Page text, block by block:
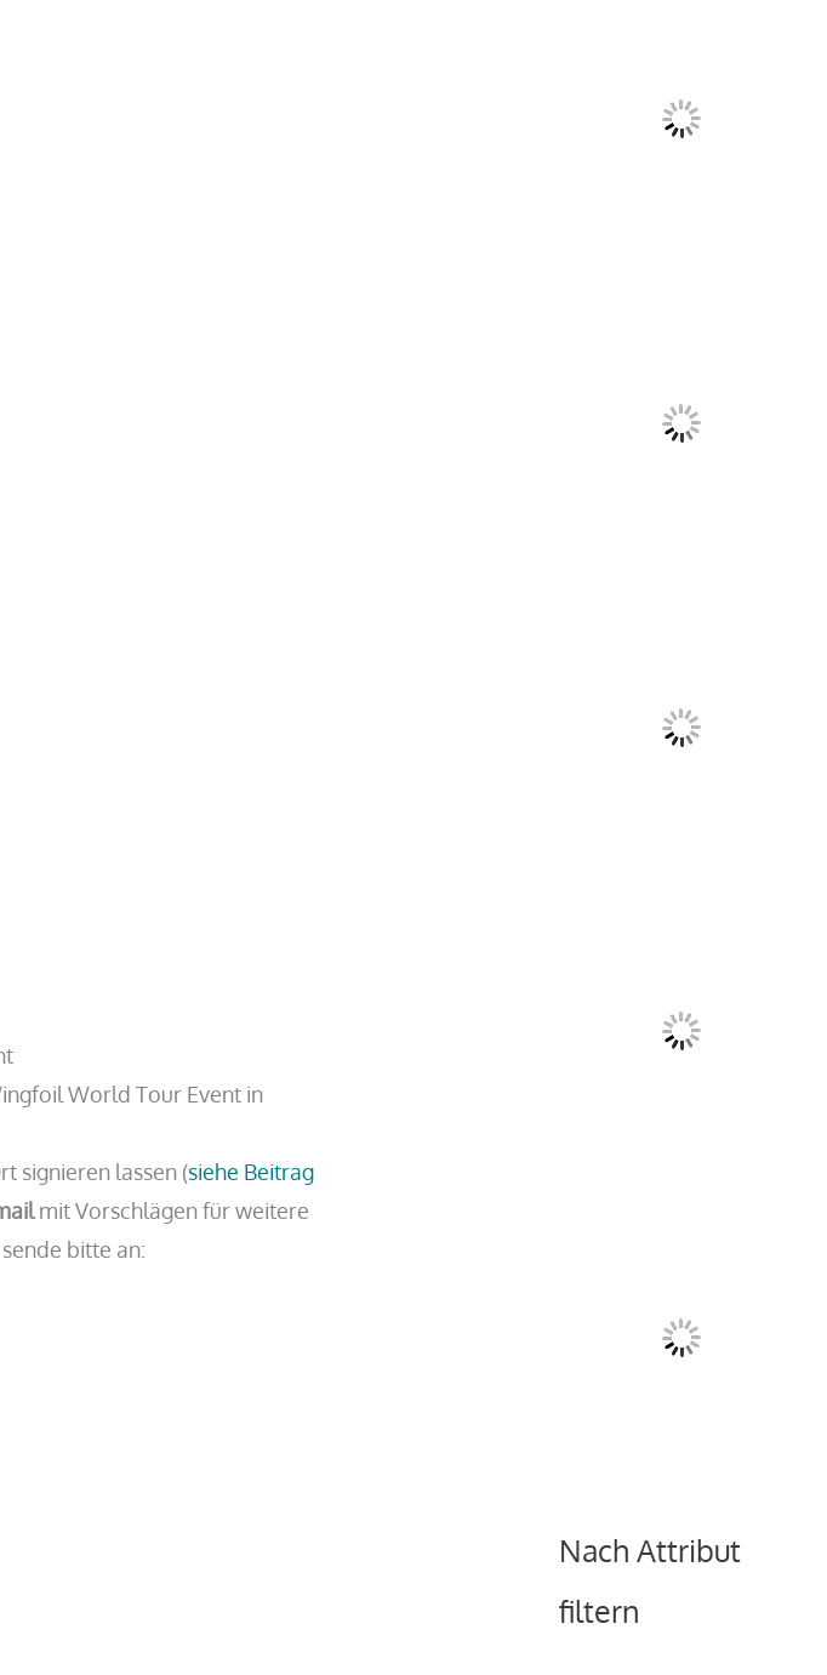
World Tour Event in
signieren lassen (siehe Beitrag
mit Vorschlägen für weitere
bitte an:
Nach Attribut
filtern